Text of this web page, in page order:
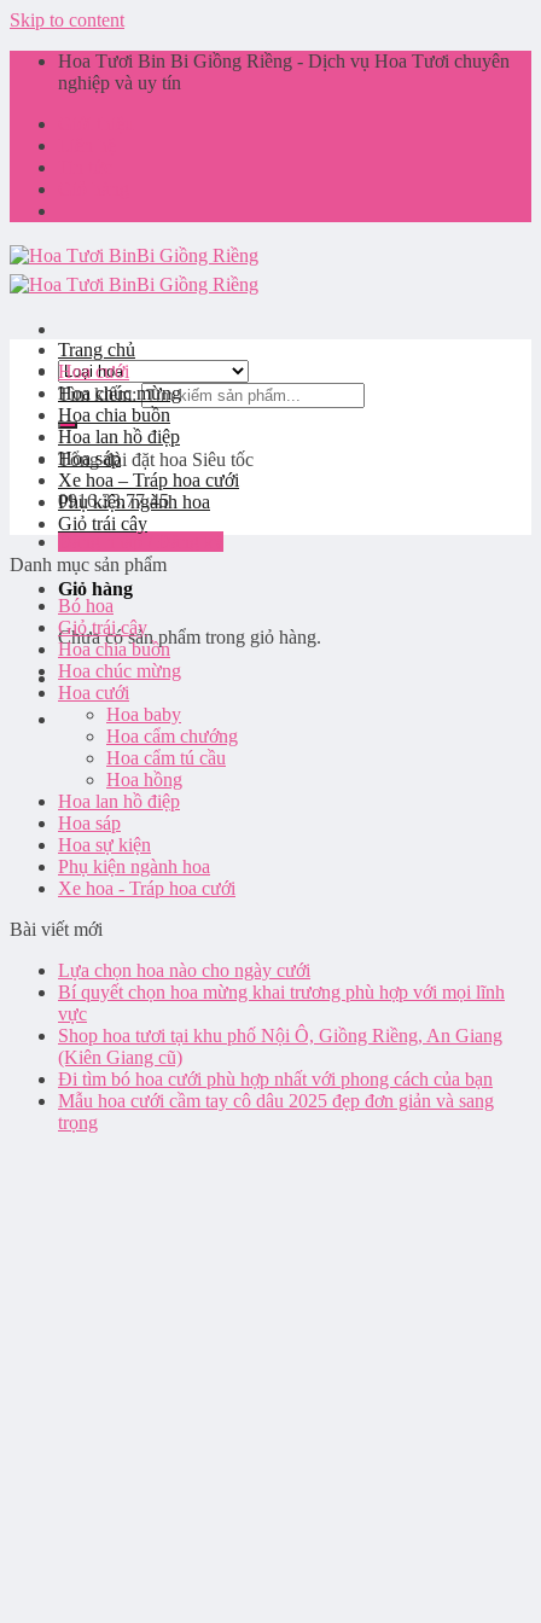
Skip to content
Hoa Tươi Bin Bi Giồng Riềng - Dịch vụ Hoa Tươi chuyên
nghiệp và uy tín
Tìm kiếm:
Tổng đài đặt hoa Siêu tốc
0916.33.77.45
Giỏ hàng
Chưa có sản phẩm trong giỏ hàng.
Trang chủ
Hoa cưới
Hoa chúc mừng
Hoa chia buồn
Hoa lan hồ điệp
Hoa sáp
Xe hoa – Tráp hoa cưới
Phụ kiện ngành hoa
Giỏ trái cây
Danh mục sản phẩm
Bó hoa
Giỏ trái cây
Hoa chia buồn
Hoa chúc mừng
Hoa cưới
Hoa baby
Hoa cẩm chướng
Hoa cẩm tú cầu
Hoa hồng
Hoa lan hồ điệp
Hoa sáp
Hoa sự kiện
Phụ kiện ngành hoa
Xe hoa - Tráp hoa cưới
Bài viết mới
Lựa chọn hoa nào cho ngày cưới
Bí quyết chọn hoa mừng khai trương phù hợp với mọi lĩnh
vực
Shop hoa tươi tại khu phố Nội Ô, Giồng Riềng, An Giang
(Kiên Giang cũ)
Đi tìm bó hoa cưới phù hợp nhất với phong cách của bạn
Mẫu hoa cưới cầm tay cô dâu 2025 đẹp đơn giản và sang
trọng